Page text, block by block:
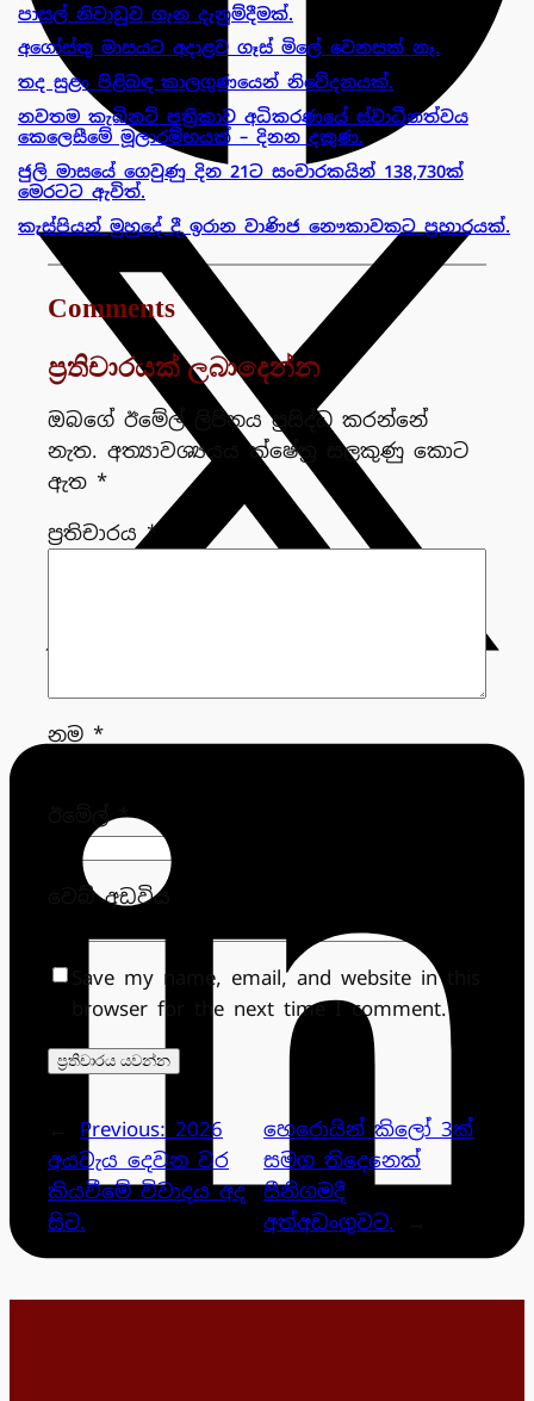
පාසල් නිවාඩුව ගැන දැනුම්දීමක්.
අගෝස්තු මාසයට අදාළව ගෑස් මිලේ වෙනසක් නෑ.
තද සුළං පිළිබඳ කාලගුණයෙන් නිවේදනයක්.
නවතම කැබිනට් පත්‍රිකාව අධිකරණයේ ස්වාධීනත්වය
කෙලෙසීමේ මූලාරම්භයක් – දිනන දකුණ.
ජුලි මාසයේ ගෙවුණු දින 21ට සංචාරකයින් 138,730ක්
මෙරටට ඇවිත්.
කැස්පියන් මුහුදේ දී ඉරාන වාණිජ නෞකාවකට ප්‍රහාරයක්.
Comments
ප්‍රතිචාරයක් ලබාදෙන්න
ඔබගේ ඊමේල් ලිපිනය ප්‍රසිද්ධ කරන්නේ
නැත. අත්‍යාවශ්‍යයය ක්ෂේත්‍ර සලකුණු කොට
ඇත *
ප්‍රතිචාරය*
නම *
ඊමේල්*
වෙබ් අඩවිය
Save my name, email, and website in this
browser for the next time I comment.
Previous: 2026
අයවැය දෙවන වර
කියවීමේ විවාදය අද
සිට.
හෙරොයින් කිලෝ 3ක්
සමග තිදෙනෙක්
සීනිගමදී
අත්අඩංගුවට.